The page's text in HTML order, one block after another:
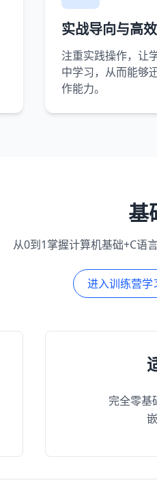
实战导向与高
注重实践操作，让
中学习，从而能够
作能力。
基
从0到1掌握计算机基础+C语
进入训练营学
完全零基